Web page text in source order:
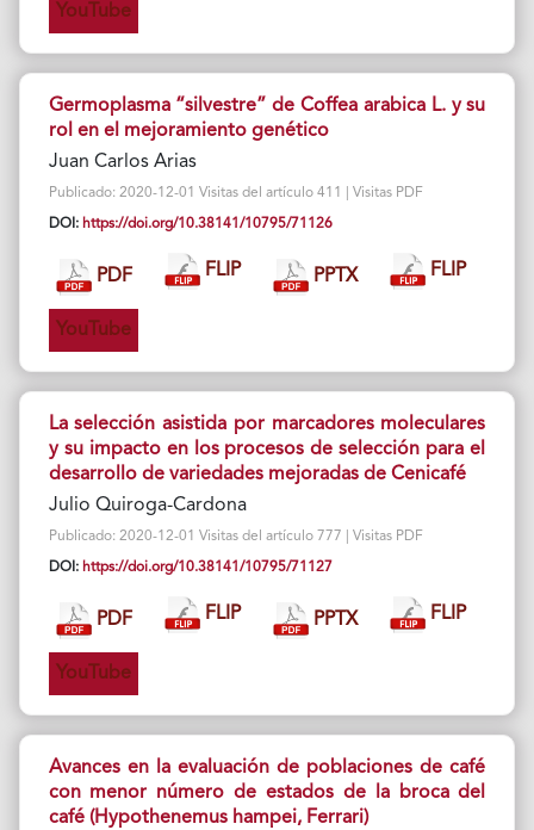
YouTube
Germoplasma “silvestre” de Coffea arabica L. y su
rol en el mejoramiento genético
Juan Carlos Arias
Publicado: 2020-12-01 Visitas del artículo 411 | Visitas PDF
DOI: https://doi.org/10.38141/10795/71126
PDF FLIP PPTX FLIP
YouTube
La selección asistida por marcadores moleculares
y su impacto en los procesos de selección para el
desarrollo de variedades mejoradas de Cenicafé
Julio Quiroga-Cardona
Publicado: 2020-12-01 Visitas del artículo 777 | Visitas PDF
DOI: https://doi.org/10.38141/10795/71127
PDF FLIP PPTX FLIP
YouTube
Avances en la evaluación de poblaciones de café
con menor número de estados de la broca del
café (Hypothenemus hampei, Ferrari)